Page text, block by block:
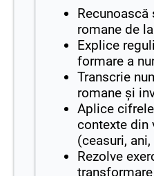
romane de
Explice
formare a
Transcrie
romane și
Aplice
contexte din
(ceasuri,
Rezolve